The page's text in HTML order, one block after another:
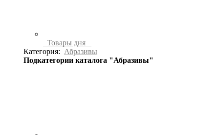
Товары дня
Категория: Абразивы
Подкатегории каталога "Абразивы"